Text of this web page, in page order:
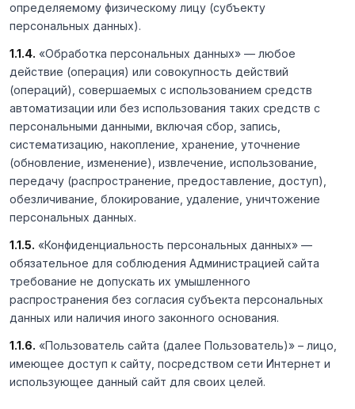
определяемому физическому лицу (субъекту
персональных данных).
1.1.4. «Обработка персональных данных» — любое
действие (операция) или совокупность действий
(операций), совершаемых с использованием средств
автоматизации или без использования таких средств с
персональными данными, включая сбор, запись,
систематизацию, накопление, хранение, уточнение
(обновление, изменение), извлечение, использование,
передачу (распространение, предоставление, доступ),
обезличивание, блокирование, удаление, уничтожение
персональных данных.
1.1.5. «Конфиденциальность персональных данных» —
обязательное для соблюдения Администрацией сайта
требование не допускать их умышленного
распространения без согласия субъекта персональных
данных или наличия иного законного основания.
1.1.6. «Пользователь сайта (далее Пользователь)» – лицо,
имеющее доступ к сайту, посредством сети Интернет и
использующее данный сайт для своих целей.